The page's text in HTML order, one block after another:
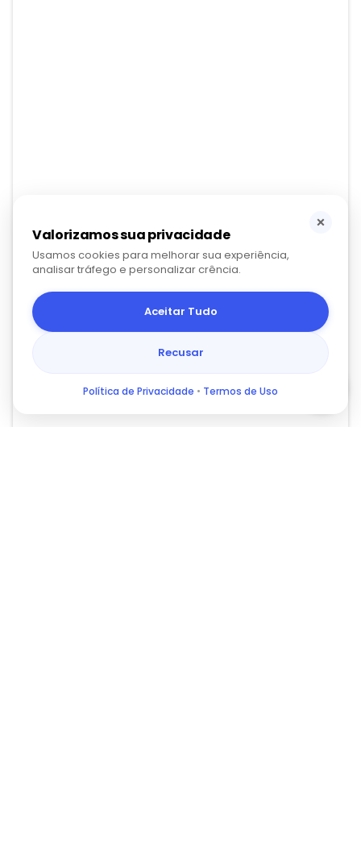
×
Valorizamos sua privacidade
Usamos cookies para melhorar sua experiência,
analisar tráfego e personalizar crência.
Aceitar Tudo
Recusar
Política de Privacidade • Termos de Uso